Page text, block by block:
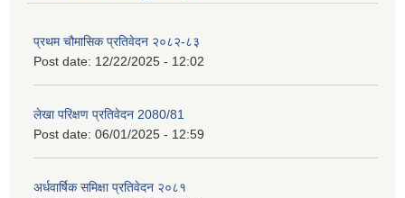
प्रथम चौमासिक प्रतिवेदन २०८२-८३
Post date: 12/22/2025 - 12:02
लेखा परिक्षण प्रतिवेदन 2080/81
Post date: 06/01/2025 - 12:59
अर्धवार्षिक समिक्षा प्रतिवेदन २०८१